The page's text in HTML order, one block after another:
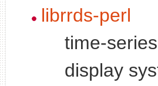
librrds-perl
time-
display